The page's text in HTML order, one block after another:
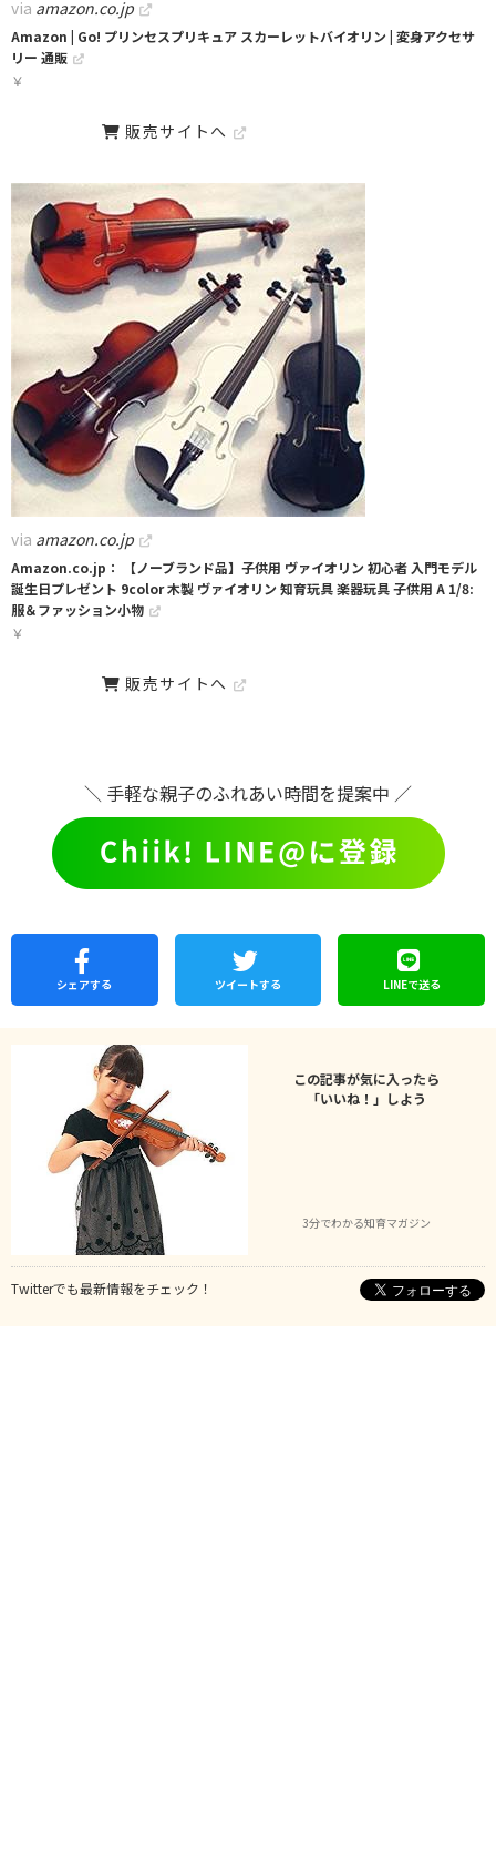
via amazon.co.jp
Amazon | Go! プリンセスプリキュア スカーレットバイオリン | 変身アクセサ
リー 通販
￥
販売サイトへ
via amazon.co.jp
Amazon.co.jp： 【ノーブランド品】子供用 ヴァイオリン 初心者 入門モデル
誕生日プレゼント 9color 木製 ヴァイオリン 知育玩具 楽器玩具 子供用 A 1/8:
服＆ファッション小物
￥
販売サイトへ
＼ 手軽な親子のふれあい時間を提案中 ／
シェアする ツイートする LINEで送る
この記事が気に入ったら
「いいね！」しよう
3分でわかる知育マガジン
Twitterでも最新情報をチェック！